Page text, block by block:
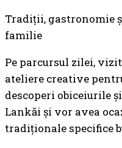
Tradiții, gastronomie
familie
Pe parcursul zilei,
ateliere creative
descoperi obiceiurile
Lankăi și vor avea
tradiționale specifice